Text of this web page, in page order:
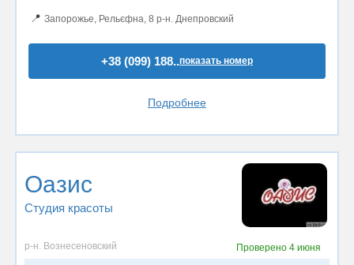
📍 Запорожье, Рельєфна, 8 р-н. Днепровский
+38 (099) 188..показать номер
Подробнее
Оазис
Студия красоты
р-н. Вознесеновский Проверено4 июня